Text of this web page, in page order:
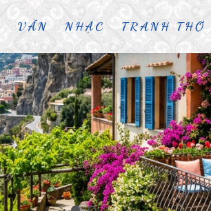
VĂN NHẠC TRANH THƠ